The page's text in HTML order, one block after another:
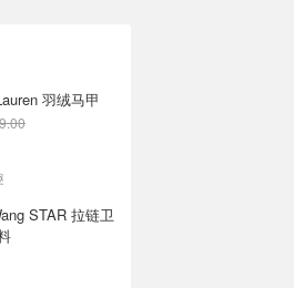
羽绒马甲
STAR 拉链卫